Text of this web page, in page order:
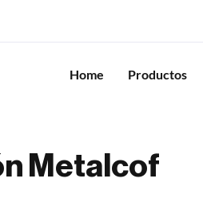
Home Productos
Metalcof